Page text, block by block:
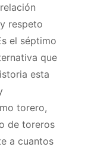
respeto
el séptimo
que
esta
torero,
de toreros
a cuantos